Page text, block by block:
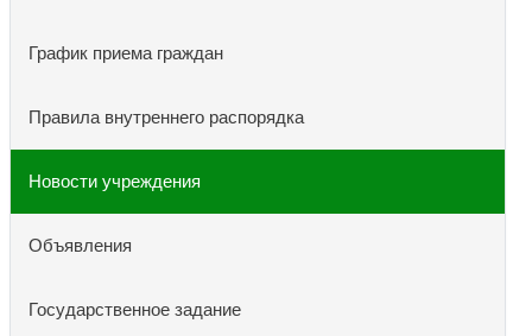
График приема граждан
Правила внутреннего распорядка
Новости учреждения
Объявления
Государственное задание